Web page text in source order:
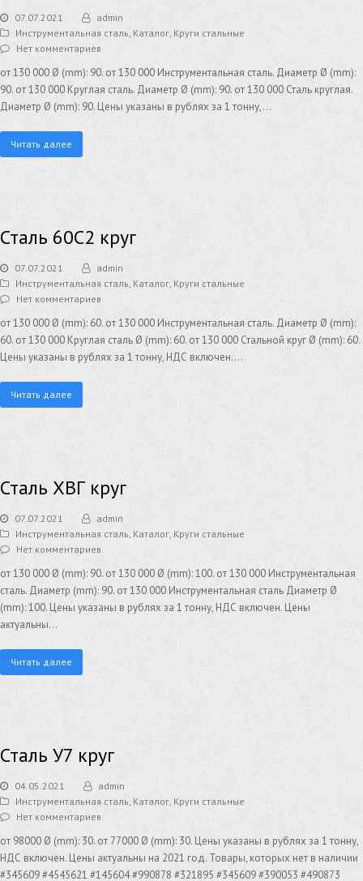
07.07.2021
admin
Инструментальная сталь Каталог Круги стальные
Нет комментариев
от 130 000 Ø (mm): 90. от 130 000 Инструментальная сталь. Диаметр Ø (mm):
90. от 130 000 Круглая сталь. Диаметр Ø (mm): 90. от 130 000 Сталь круглая.
Диаметр Ø (mm): 90. Цены указаны в рублях за 1 тонну,…
Читать далее
Сталь 60С2 круг
07.07.2021
admin
Инструментальная сталь Каталог Круги стальные
Нет комментариев
от 130 000 Ø (mm): 60. от 130 000 Инструментальная сталь. Диаметр Ø (mm):
60. от 130 000 Круглая сталь Ø (mm): 60. от 130 000 Стальной круг Ø (mm): 60.
Цены указаны в рублях за 1 тонну, НДС включен.…
Читать далее
Сталь ХВГ круг
07.07.2021
admin
Инструментальная сталь Каталог Круги стальные
Нет комментариев
от 130 000 Ø (mm): 90. от 130 000 Ø (mm): 100. от 130 000 Инструментальная
сталь. Диаметр (mm): 90. от 130 000 Инструментальная сталь Диаметр Ø
(mm): 100. Цены указаны в рублях за 1 тонну, НДС включен. Цены
актуальны…
Читать далее
Сталь У7 круг
04.05.2021
admin
Инструментальная сталь Каталог Круги стальные
Нет комментариев
от 98000 Ø (mm): 30. от 77000 Ø (mm): 30. Цены указаны в рублях за 1 тонну,
НДС включен. Цены актуальны на 2021 год. Товары, которых нет в наличии
#345609 #4545621 #145604 #990878 #321895 #345609 #390053 #490873